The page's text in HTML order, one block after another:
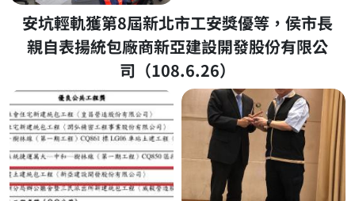
安坑輕軌獲第8屆新北市工安獎優等，侯市長
親自表揚統包廠商新亞建設開發股份有限公
司（108.6.26）